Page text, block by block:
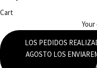
Cart
LOS PEDIDOS
AGOSTO LOS